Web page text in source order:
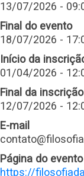
13/07/2026 -
Final do evento
18/07/2026 -
Início da
01/04/2026 -
Final da inscrição
12/07/2026 -
E-mail
Página do evento
https://